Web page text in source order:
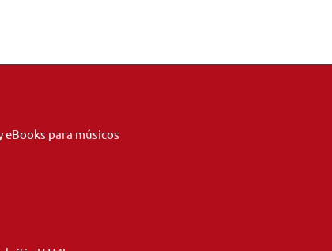
para músicos